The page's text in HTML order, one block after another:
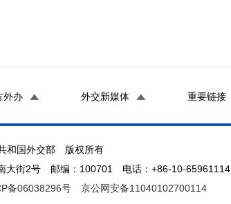
外办 外交新媒体 重要链接
和国外交部 版权所有
大街2号 邮编：100701 电话：+86-10-65961114
备06038296号 京公网安备11040102700114